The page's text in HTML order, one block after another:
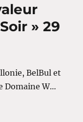
» 29
BelBul et
Domaine W…